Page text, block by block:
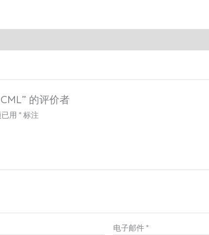
的评价者
已用* 标注
电子邮件*